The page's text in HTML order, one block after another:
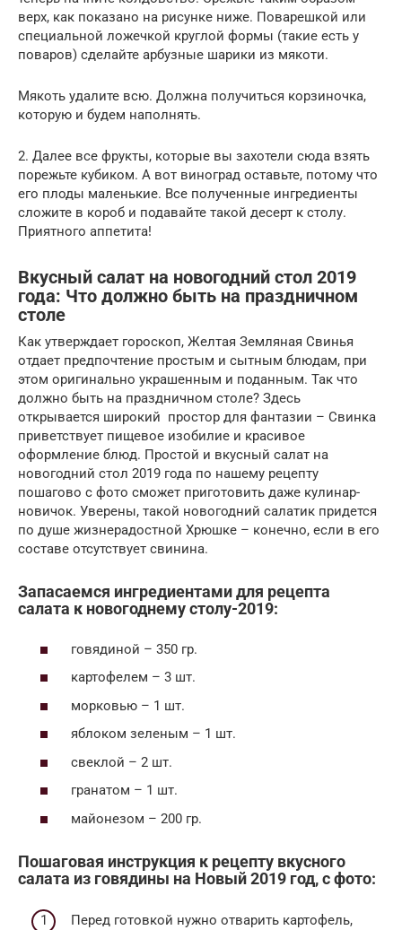
верх, как показано на рисунке ниже. Поварешкой или
специальной ложечкой круглой формы (такие есть у
поваров) сделайте арбузные шарики из мякоти.
Мякоть удалите всю. Должна получиться корзиночка,
которую и будем наполнять.
2. Далее все фрукты, которые вы захотели сюда взять
порежьте кубиком. А вот виноград оставьте, потому что
его плоды маленькие. Все полученные ингредиенты
сложите в короб и подавайте такой десерт к столу.
Приятного аппетита!
Вкусный салат на новогодний стол 2019
года: Что должно быть на праздничном
столе
Как утверждает гороскоп, Желтая Земляная Свинья
отдает предпочтение простым и сытным блюдам, при
этом оригинально украшенным и поданным. Так что
должно быть на праздничном столе? Здесь
открывается широкий простор для фантазии – Свинка
приветствует пищевое изобилие и красивое
оформление блюд. Простой и вкусный салат на
новогодний стол 2019 года по нашему рецепту
пошагово с фото сможет приготовить даже кулинар-
новичок. Уверены, такой новогодний салатик придется
по душе жизнерадостной Хрюшке – конечно, если в его
составе отсутствует свинина.
Запасаемся ингредиентами для рецепта
салата к новогоднему столу-2019:
говядиной – 350 гр.
картофелем – 3 шт.
морковью – 1 шт.
яблоком зеленым – 1 шт.
свеклой – 2 шт.
гранатом – 1 шт.
майонезом – 200 гр.
Пошаговая инструкция к рецепту вкусного
салата из говядины на Новый 2019 год, с фото:
Перед готовкой нужно отварить картофель,